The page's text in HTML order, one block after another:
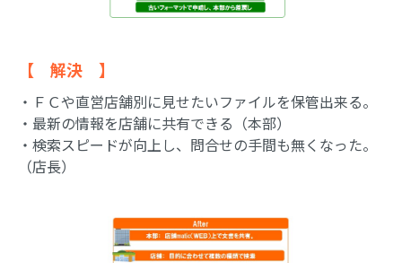
【 解決 】
・ＦＣや直営店舗別に見せたいファイルを保管出来る。
・最新の情報を店舗に共有できる（本部）
・検索スピードが向上し、問合せの手間も無くなった。
（店長）